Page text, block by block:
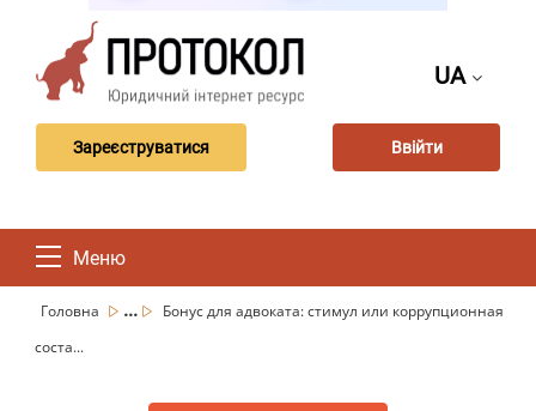
UA
Зареєструватися Ввійти
Меню
Головна ...
Бонус для адвоката: стимул или коррупционная
соста...